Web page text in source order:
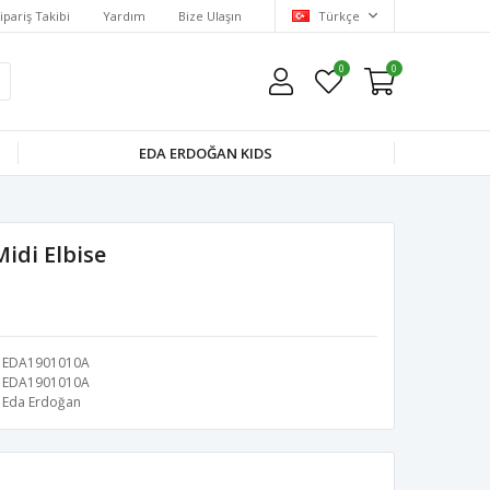
Takibi Yardım Bize Ulaşın Türkçe
0 0
EDA ERDOĞAN KIDS
Elbise
EDA1901010A
EDA1901010A
Eda Erdoğan